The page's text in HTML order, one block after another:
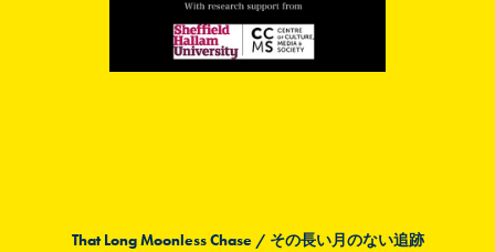
That Long Moonless Chase / その長い月のない追跡